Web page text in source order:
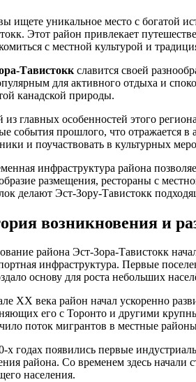
ищете уникальное место с богатой
Этот район привлекает
с местной культурой и
Тавистокк славится своей
для активного отдыха и
канадской природы.
главных особенностей этого
события прошлого, что отражается в
и поучаствовать в культурных
инфраструктура района
размещения, рестораны с
делают Эст-Зору-Тавистокк
возникновения и
района Эст-Зора-Тавистокк
инфраструктура. Первые
основу для роста небольших
XX века район начал ускоренно
его с Торонто и другими
поток мигрантов в местные
х годах появились первые
района. Со временем здесь
населения.